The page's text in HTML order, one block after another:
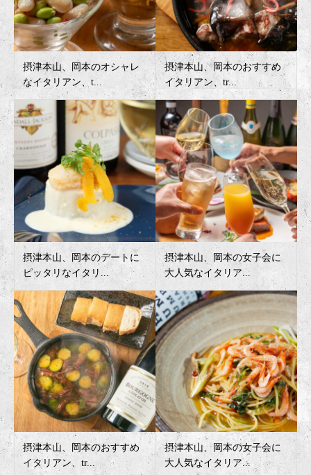
摂津本山、岡本のオシャレ
なイタリアン、t...
摂津本山、岡本のおすすめ
イタリアン、tr...
摂津本山、岡本のデートに
ピッタリなイタリ...
摂津本山、岡本の女子会に
大人気なイタリア...
摂津本山、岡本のおすすめ
イタリアン、tr...
摂津本山、岡本の女子会に
大人気なイタリア...